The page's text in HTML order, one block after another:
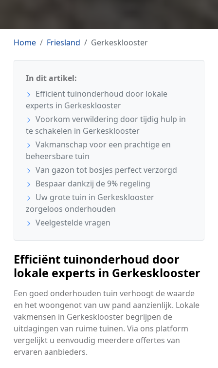
Home Friesland Gerkesklooster
In dit artikel:
Efficiënt tuinonderhoud door lokale
experts in Gerkesklooster
Voorkom verwildering door tijdig hulp in
te schakelen in Gerkesklooster
Vakmanschap voor een prachtige en
beheersbare tuin
Van gazon tot bosjes perfect verzorgd
Bespaar dankzij de 9% regeling
Uw grote tuin in Gerkesklooster
zorgeloos onderhouden
Veelgestelde vragen
Efficiënt tuinonderhoud door
lokale experts in Gerkesklooster
Een goed onderhouden tuin verhoogt de waarde
en het woongenot van uw pand aanzienlijk. Lokale
vakmensen in Gerkesklooster begrijpen de
uitdagingen van ruime tuinen. Via ons platform
vergelijkt u eenvoudig meerdere offertes van
ervaren aanbieders.